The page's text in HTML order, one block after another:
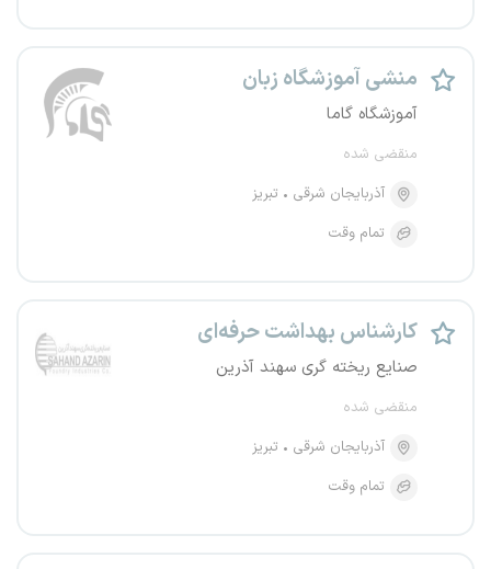
منشی آموزشگاه زبان
آموزشگاه گاما
منقضی شده
آذربایجان شرقی
تبریز
تمام وقت
کارشناس بهداشت حرفه‌ای
صنایع ریخته گری سهند آذرین
منقضی شده
آذربایجان شرقی
تبریز
تمام وقت